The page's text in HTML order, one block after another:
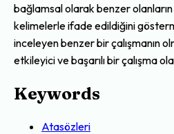
bağlamsal olarak benzer
kelimelerle ifade edildiğini
inceleyen benzer bir çalışmanın
etkileyici ve başarılı bir çalışma
Keywords
Atasözleri